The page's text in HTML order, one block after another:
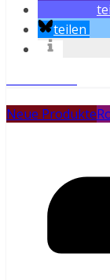
teilen
Neue Produkte